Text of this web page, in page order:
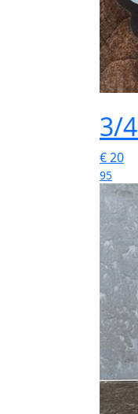
3/
€20
95